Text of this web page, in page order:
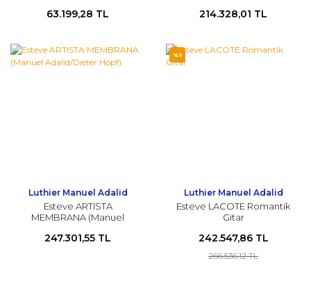
63.199,28 TL 214.328,01 TL
Luthier Manuel Adalid
Esteve ARTISTA
MEMBRANA (Manuel
247.301,55 TL
%9
Luthier Manuel Adalid
Esteve LACOTE Romantik
Gitar
242.547,86 TL
266.536,12 TL